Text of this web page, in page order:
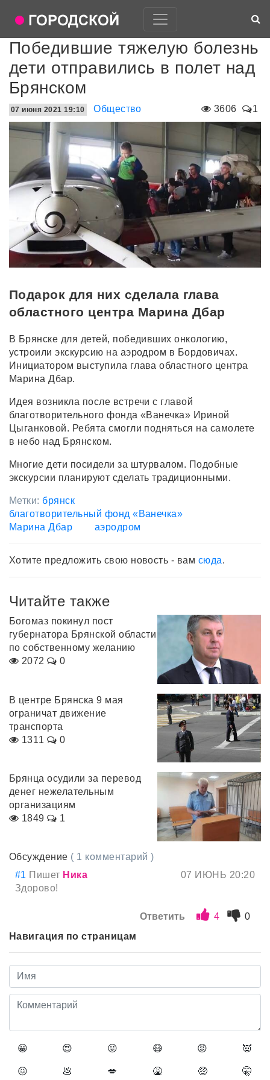
Победившие тяжелую болезнь
дети отправились в полет над
Брянском
3606 1
07 июня 2021 19:10 Общество
Подарок для них сделала глава
областного центра Марина Дбар
В Брянске для детей, победивших онкологию,
устроили экскурсию на аэродром в Бордовичах.
Инициатором выступила глава областного центра
Марина Дбар.
Идея возникла после встречи с главой
благотворительного фонда «Ванечка» Ириной
Цыганковой. Ребята смогли подняться на самолете
в небо над Брянском.
Многие дети посидели за штурвалом. Подобные
экскурсии планируют сделать традиционными.
Метки: брянск
благотворительный фонд «Ванечка»
Марина Дбар
аэродром
Хотите предложить свою новость - вам сюда.
Читайте также
Богомаз покинул пост
губернатора Брянской области
по собственному желанию
2072
0
В центре Брянска 9 мая
ограничат движение
транспорта
1311
0
Брянца осудили за перевод
денег нежелательным
организациям
1849
1
Обсуждение ( 1 комментарий )
#1 Пишет Ника
07 ИЮНЬ 20:20
Здорово!
Ответить 4
0
Навигация по страницам
😀 😍 😛 😷 😡 👿
😖 💩 💋 🤮 🤑 🤫